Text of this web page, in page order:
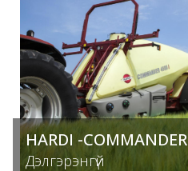
HARDI -COMMANDER
Дэлгэрэнгүй